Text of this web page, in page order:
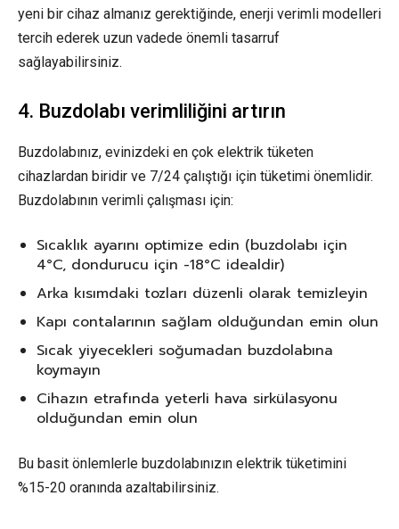
yeni bir cihaz almanız gerektiğinde, enerji verimli modelleri
tercih ederek uzun vadede önemli tasarruf
sağlayabilirsiniz.
4. Buzdolabı verimliliğini artırın
Buzdolabınız, evinizdeki en çok elektrik tüketen
cihazlardan biridir ve 7/24 çalıştığı için tüketimi önemlidir.
Buzdolabının verimli çalışması için:
Sıcaklık ayarını optimize edin (buzdolabı için
4°C, dondurucu için -18°C idealdir)
Arka kısımdaki tozları düzenli olarak temizleyin
Kapı contalarının sağlam olduğundan emin olun
Sıcak yiyecekleri soğumadan buzdolabına
koymayın
Cihazın etrafında yeterli hava sirkülasyonu
olduğundan emin olun
Bu basit önlemlerle buzdolabınızın elektrik tüketimini
%15-20 oranında azaltabilirsiniz.